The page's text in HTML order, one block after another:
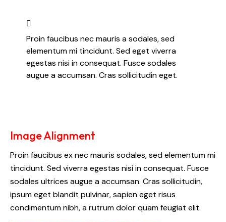
Proin faucibus nec mauris a sodales, sed
elementum mi tincidunt. Sed eget viverra
egestas nisi in consequat. Fusce sodales
augue a accumsan. Cras sollicitudin eget.
Image Alignment
Proin faucibus ex nec mauris sodales, sed elementum mi
tincidunt. Sed viverra egestas nisi in consequat. Fusce
sodales ultrices augue a accumsan. Cras sollicitudin,
ipsum eget blandit pulvinar, sapien eget risus
condimentum nibh, a rutrum dolor quam feugiat elit.